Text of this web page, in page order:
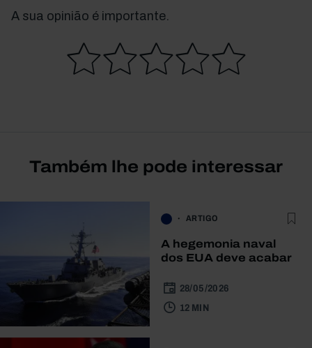
A sua opinião é importante.
Também lhe pode interessar
ARTIGO
A hegemonia naval
dos EUA deve acabar
28/05/2026
12 MIN